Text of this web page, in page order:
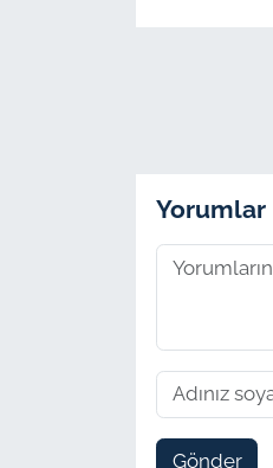
Yorumlar
Gönder